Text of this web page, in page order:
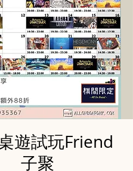
遊試玩Friend
子聚